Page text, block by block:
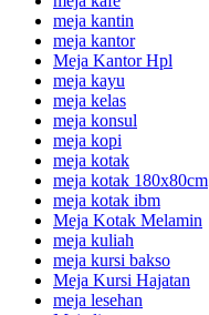
meja kantin
meja kantor
Meja Kantor Hpl
meja kayu
meja kelas
meja konsul
meja kopi
meja kotak
meja kotak 180x80cm
meja kotak ibm
Meja Kotak Melamin
meja kuliah
meja kursi bakso
Meja Kursi Hajatan
meja lesehan